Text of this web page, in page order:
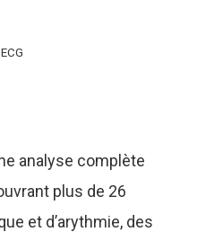
analyse complète
plus de 26
et d’arythmie, des